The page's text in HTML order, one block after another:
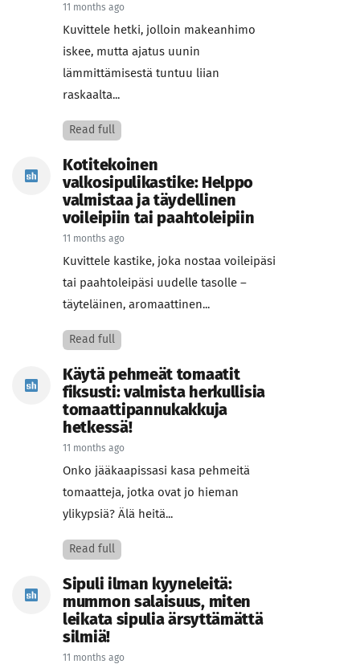
11 months ago
Kuvittele hetki, jolloin makeanhimo
iskee, mutta ajatus uunin
lämmittämisestä tuntuu liian
raskaalta...
Read full
Kotitekoinen
valkosipulikastike: Helppo
valmistaa ja täydellinen
voileipiin tai paahtoleipiin
11 months ago
Kuvittele kastike, joka nostaa voileipäsi
tai paahtoleipäsi uudelle tasolle –
täyteläinen, aromaattinen...
Read full
Käytä pehmeät tomaatit
fiksusti: valmista herkullisia
tomaattipannukakkuja
hetkessä!
11 months ago
Onko jääkaapissasi kasa pehmeitä
tomaatteja, jotka ovat jo hieman
ylikypsiä? Älä heitä...
Read full
Sipuli ilman kyyneleitä:
mummon salaisuus, miten
leikata sipulia ärsyttämättä
silmiä!
11 months ago